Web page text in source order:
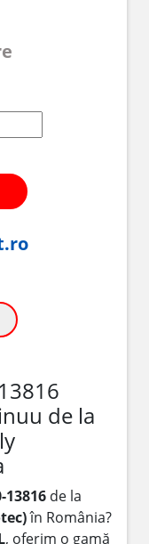
de la
13816 de la
în România?
, oferim o gamă